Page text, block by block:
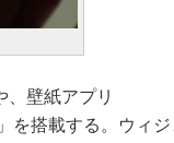
壁紙アプリ
を搭載する。ウィジ